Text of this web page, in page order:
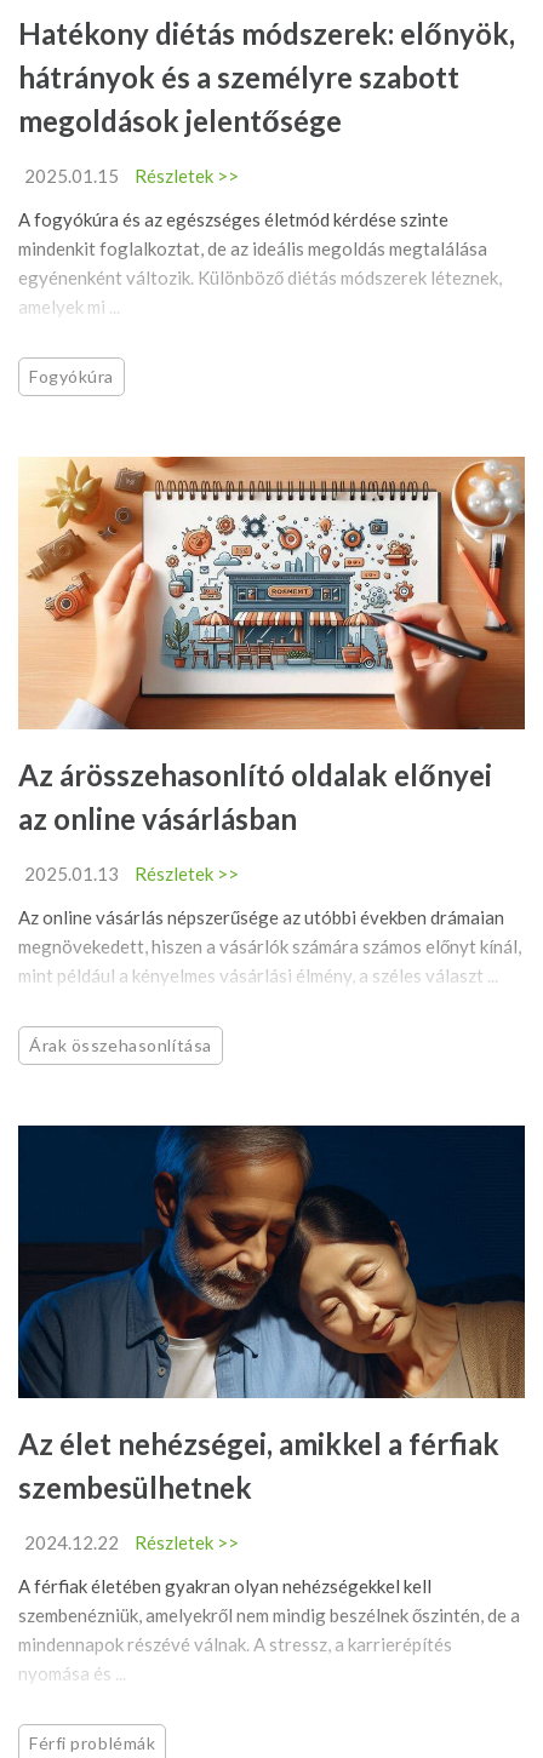
Hatékony diétás módszerek: előnyök,
hátrányok és a személyre szabott
megoldások jelentősége
2025.01.15
Részletek >>
A fogyókúra és az egészséges életmód kérdése szinte
mindenkit foglalkoztat, de az ideális megoldás megtalálása
egyénenként változik. Különböző diétás módszerek léteznek,
amelyek mi ...
Fogyókúra
Az árösszehasonlító oldalak előnyei
az online vásárlásban
2025.01.13
Részletek >>
Az online vásárlás népszerűsége az utóbbi években drámaian
megnövekedett, hiszen a vásárlók számára számos előnyt kínál,
mint például a kényelmes vásárlási élmény, a széles választ ...
Árak összehasonlítása
Az élet nehézségei, amikkel a férfiak
szembesülhetnek
2024.12.22
Részletek >>
A férfiak életében gyakran olyan nehézségekkel kell
szembenézniük, amelyekről nem mindig beszélnek őszintén, de a
mindennapok részévé válnak. A stressz, a karrierépítés
nyomása és ...
Férfi problémák